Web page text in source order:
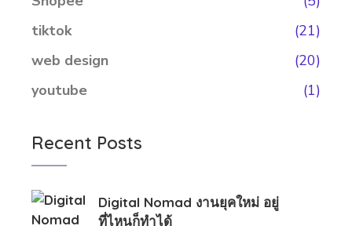
tiktok
(21)
web design
(20)
youtube
(1)
Recent Posts
Digital Nomad งานยุคใหม่ อยู่
ที่ไหนก็ทำได้